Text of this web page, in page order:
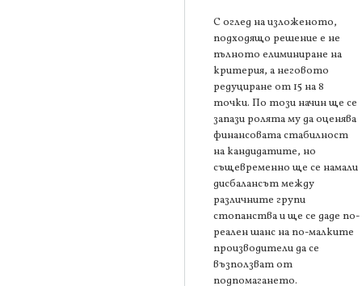
С оглед на изложеното,
подходящо решение е не
пълното елиминиране на
критерия, а неговото
редуциране от 15 на 8
точки. По този начин ще се
запази ролята му да оценява
финансовата стабилност
на кандидатите, но
същевременно ще се намали
дисбалансът между
различните групи
стопанства и ще се даде по-
реален шанс на по-малките
производители да се
възползват от
подпомагането.